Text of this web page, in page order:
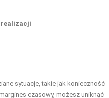
realizacji
sytuacje, takie jak konieczność
czasowy, możesz uniknąć